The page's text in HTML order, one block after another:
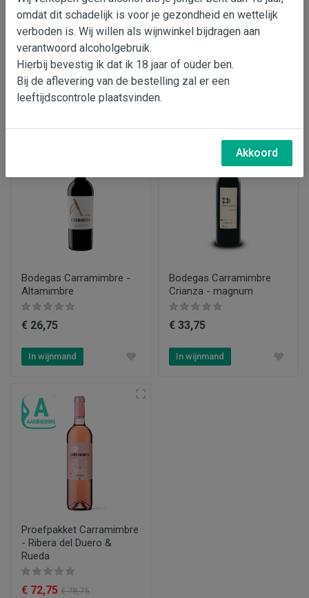
Bodegas Carramimbre
Roble - magnum
€ 22,75
In wijnmand
Bodegas Carramimbre
Reserva - Ribera del
€ 23,95
Bodegas Carramimbre -
Altamimbre
€ 26,75
In wijnmand
Bodegas Carramimbre
Crianza - magnum
€ 33,75
In wijnmand
Proefpakket Carramimbre
- Ribera del Duero &
Rueda
€ 72,75 € 78,75
omdat dit schadelijk is voor je gezondheid en wettelijk
verboden is. Wij willen als wijnwinkel bijdragen aan
verantwoord alcoholgebruik.
Hierbij bevestig ik dat ik 18 jaar of ouder ben.
Bij de aflevering van de bestelling zal er een
leeftijdscontrole plaatsvinden.
Akkoord